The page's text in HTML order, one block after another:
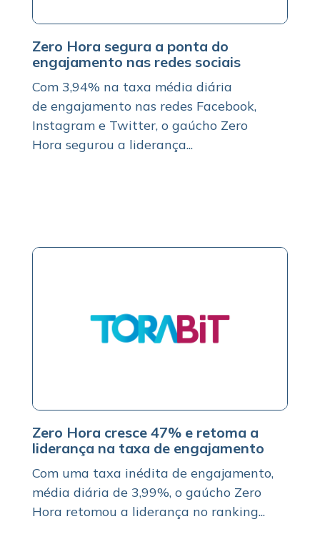
Zero Hora segura a ponta do
engajamento nas redes sociais
Com 3,94% na taxa média diária
de engajamento nas redes Facebook,
Instagram e Twitter, o gaúcho Zero
Hora segurou a liderança...
Zero Hora cresce 47% e retoma a
liderança na taxa de engajamento
Com uma taxa inédita de engajamento,
média diária de 3,99%, o gaúcho Zero
Hora retomou a liderança no ranking...